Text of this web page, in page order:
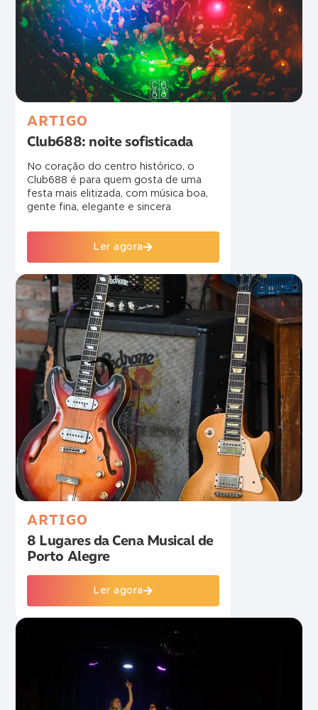
ARTIGO
Club688: noite sofisticada
No coração do centro histórico, o
Club688 é para quem gosta de uma
festa mais elitizada, com música boa,
gente fina, elegante e sincera
Ler agora
ARTIGO
8 Lugares da Cena Musical de
Porto Alegre
Ler agora